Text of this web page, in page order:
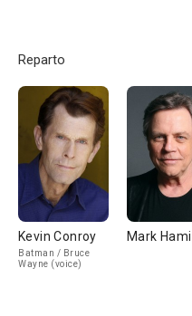
Reparto
Kevin Conroy
Batman / Bruce
Wayne (voice)
Mark Hamill